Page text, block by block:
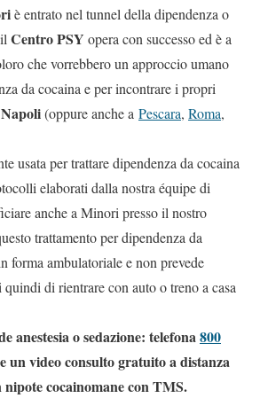
è entrato nel tunnel della dipendenza o
Centro PSY opera con successo ed è a
che vorrebbero un approccio umano
da cocaina e per incontrare i propri
(oppure anche a Pescara, Roma,
usata per trattare dipendenza da cocaina
elaborati dalla nostra équipe di
anche a Minori presso il nostro
trattamento per dipendenza da
forma ambulatoriale e non prevede
di rientrare con auto o treno a casa
anestesia o sedazione: telefona800
un video consulto gratuito a distanza
cocainomane con TMS.